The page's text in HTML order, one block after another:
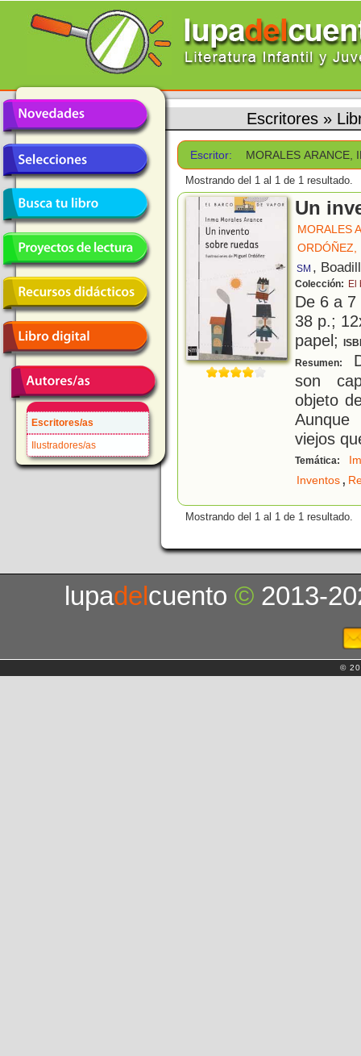
Escritores/as
Ilustradores/as
Escritores »
Escritor: MORALES ARANCE,
Mostrando del 1 al 1 de 1 resultado.
Un
MORALES
ORDÓÑEZ,
SM ,
Colección: El
De 6 a
38 p.;
papel;
Resumen:
son
objeto
viejos
Temática:
Inventos,
Mostrando del 1 al 1 de 1 resultado.
lupadelcuento© 2013-
©